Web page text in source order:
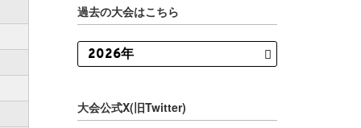
過去の大会はこちら
大会公式X(旧Twitter)